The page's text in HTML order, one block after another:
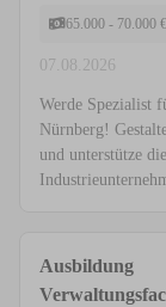
65.000 - 70.000
07.08.2026
Werde Spezialist
Nürnberg!
und unterstütze
Ausbildung